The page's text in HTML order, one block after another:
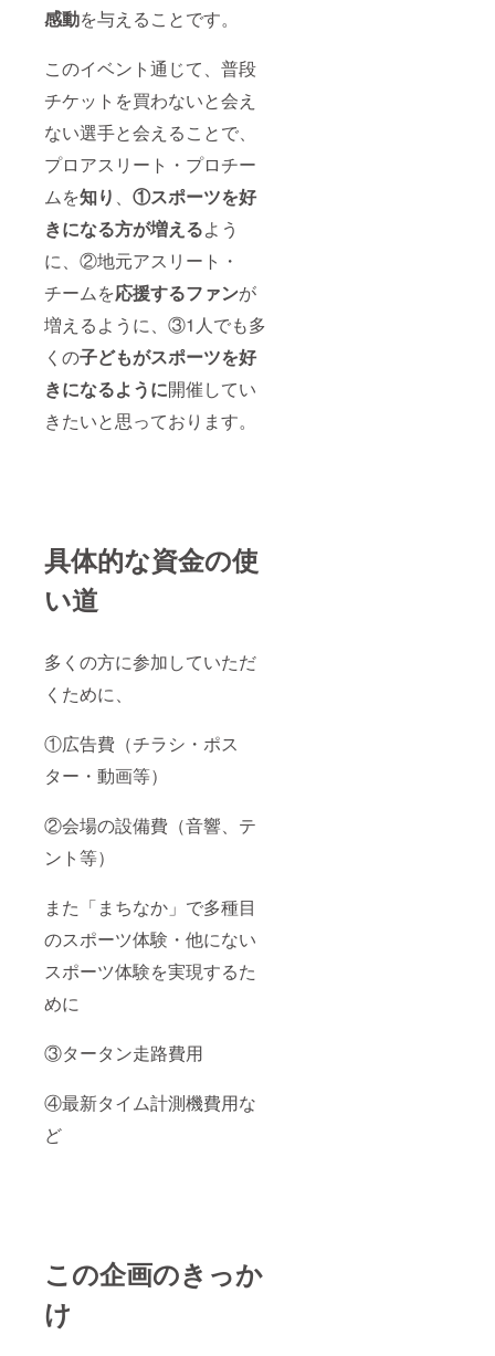
感動を与えることです。
このイベント通じて、普段
チケットを買わないと会え
ない選手と会えることで、
プロアスリート・プロチー
ムを知り
①スポーツを好
きになる方が増えるよう
に、②地元アスリート・
チームを応援するファンが
増えるように、③1人でも多
くの子どもがスポーツを好
きになるように開催してい
きたいと思っております。
具体的な資金の使
い道
多くの方に参加していただ
くために、
①広告費（チラシ・ポス
ター・動画等）
②会場の設備費（音響、テ
ント等）
また「まちなか」で多種目
のスポーツ体験・他にない
スポーツ体験を実現するた
めに
③タータン走路費用
④最新タイム計測機費用な
ど
この企画のきっか
け